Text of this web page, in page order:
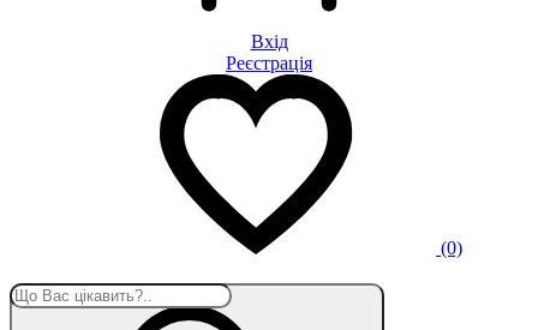
Вхід
Реєстрацiя
(0)